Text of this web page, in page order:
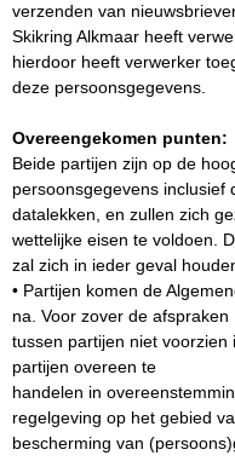
verzenden van
Skikring Alkmaar heeft
hierdoor heeft verwerker
deze persoonsgegevens.
Overeengekomen punten:
Beide partijen zijn op de
persoonsgegevens inclusief
datalekken, en zullen zich
wettelijke eisen te voldoen.
zal zich in ieder geval
• Partijen komen de
na. Voor zover de afspraken
tussen partijen niet voorzien
partijen overeen te
handelen in
regelgeving op het gebied
bescherming van